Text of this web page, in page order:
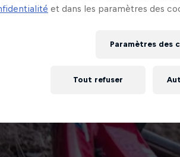
et dans les paramètres des
Paramètres des
Tout refuser